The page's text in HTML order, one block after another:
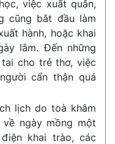
việc xuất quân,
cũng bắt đầu làm
hành, hoặc khai
lắm. Đến những
cho trẻ thơ, việc
cẩn thận quá
lịch do toà khâm
ngày mồng một
khai trào, các